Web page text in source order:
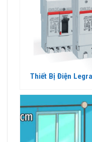
Thiết Bị Điện